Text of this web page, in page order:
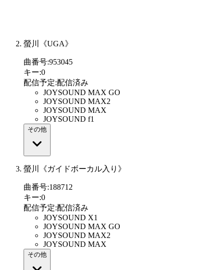
螢川《UGA》
曲番号:953045
キー:0
配信予定:配信済み
JOYSOUND MAX GO
JOYSOUND MAX2
JOYSOUND MAX
JOYSOUND f1
その他
螢川《ガイドボーカル入り》
曲番号:188712
キー:0
配信予定:配信済み
JOYSOUND X1
JOYSOUND MAX GO
JOYSOUND MAX2
JOYSOUND MAX
その他